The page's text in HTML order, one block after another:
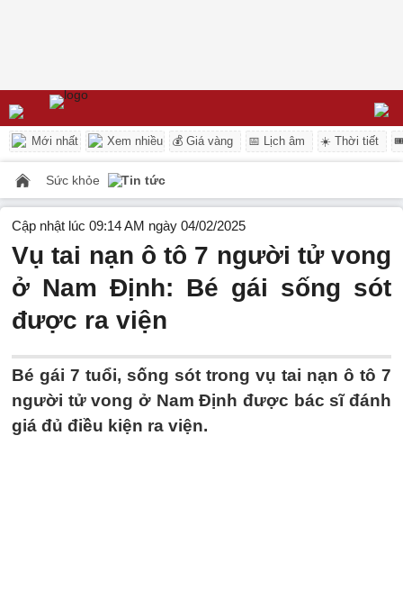
Mới nhất Xem nhiều 💰 Giá vàng 📅 Lịch âm ☀️ Thời tiết
Sức khỏe Tin tức
Cập nhật lúc 09:14 AM ngày 04/02/2025
Vụ tai nạn ô tô 7 người tử vong
ở Nam Định: Bé gái sống sót
được ra viện
Bé gái 7 tuổi, sống sót trong vụ tai nạn ô tô 7
người tử vong ở Nam Định được bác sĩ đánh
giá đủ điều kiện ra viện.